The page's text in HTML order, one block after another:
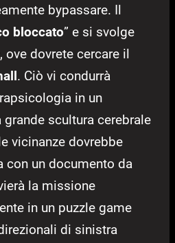
bypassare. Il
bloccato” e si svolge
ove dovrete cercare il
. Ciò vi condurrà
in un
scultura cerebrale
vicinanze dovrebbe
con un documento da
la missione
in un puzzle game
di sinistra